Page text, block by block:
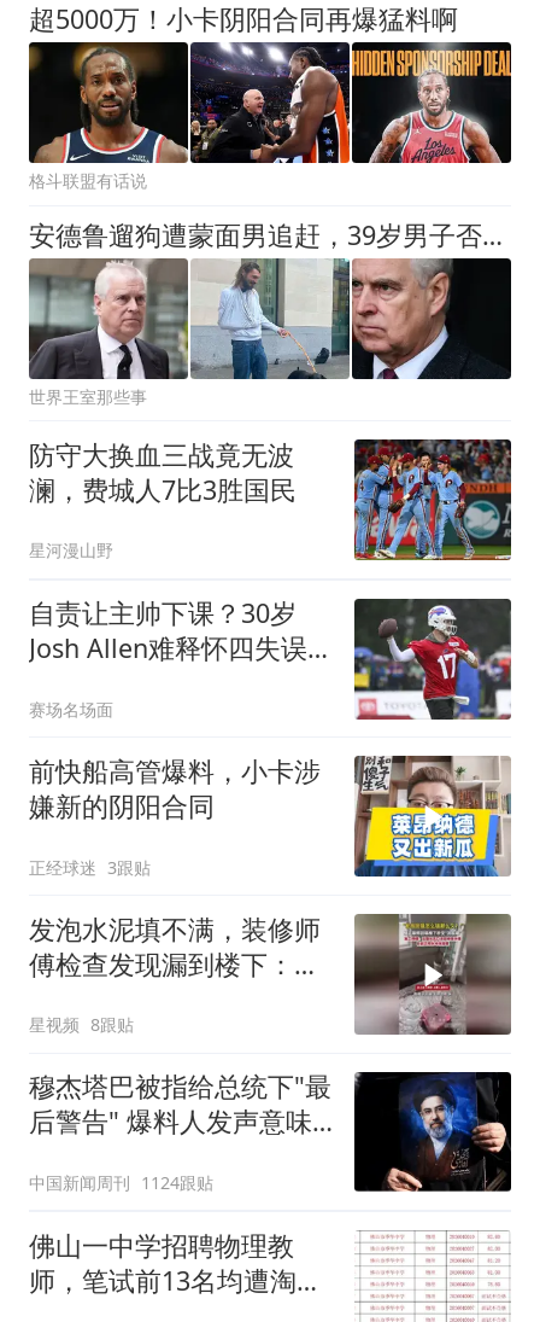
超5000万！小卡阴阳合同再爆猛料啊
格斗联盟有话说
安德鲁遛狗遭蒙面男追赶，39岁男子否认多项指控，法院拒让其带狗出庭
世界王室那些事
防守大换血三战竟无波
澜，费城人7比3胜国民
星河漫山野
自责让主帅下课？30岁
Josh Allen难释怀四失误
赛场名场面
前快船高管爆料，小卡涉
嫌新的阴阳合同
正经球迷 3跟贴
发泡水泥填不满，装修师
傅检查发现漏到楼下：出
星视频 8跟贴
穆杰塔巴被指给总统下"最
后警告" 爆料人发声意味
中国新闻周刊 1124跟贴
佛山一中学招聘物理教
师，笔试前13名均遭淘